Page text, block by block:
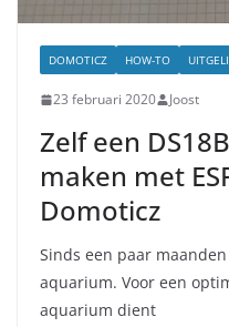
DOMOTICZ HOW-TO
23 februari 2020 Joost
Zelf een
maken met
Domoticz
Sinds een paar
aquarium. Voor een
aquarium dient